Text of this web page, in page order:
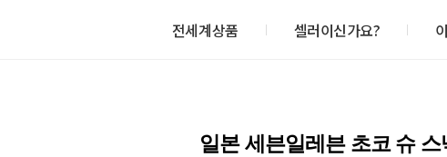
전세계상품 셀러이신가요?
일본 세븐일레븐 초코 슈